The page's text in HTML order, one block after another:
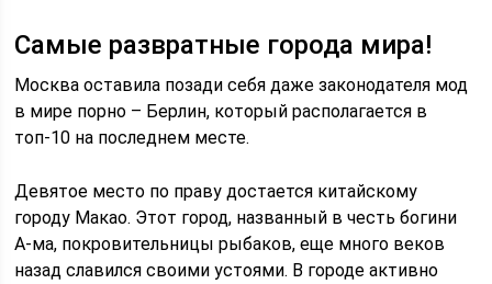
Самые развратные города мира!
Москва оставила позади себя даже законодателя мод
в мире порно – Берлин, который располагается в
топ-10 на последнем месте.
Девятое место по праву достается китайскому
городу Макао. Этот город, названный в честь богини
А-ма, покровительницы рыбаков, еще много веков
назад славился своими устоями. В городе активно